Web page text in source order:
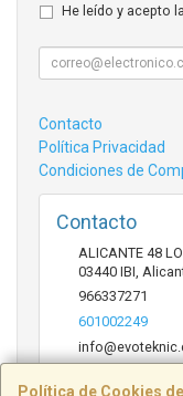
Política de Cookies
He leído y acepto la
Contacto
Política Privacidad
Condiciones de
Contacto
ALICANTE 48
03440 IBI
966337271
601002249